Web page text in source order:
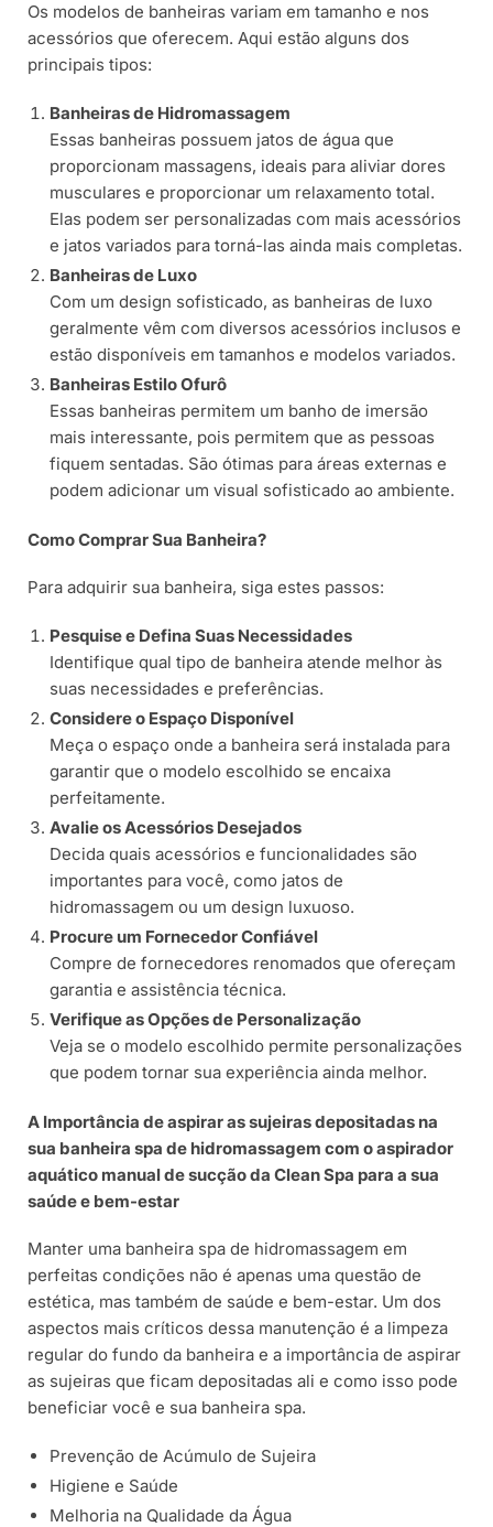
Os modelos de banheiras variam em tamanho e nos
acessórios que oferecem. Aqui estão alguns dos
principais tipos:
Banheiras de Hidromassagem
Essas banheiras possuem jatos de água que
proporcionam massagens, ideais para aliviar dores
musculares e proporcionar um relaxamento total.
Elas podem ser personalizadas com mais acessórios
e jatos variados para torná-las ainda mais completas.
Banheiras de Luxo
Com um design sofisticado, as banheiras de luxo
geralmente vêm com diversos acessórios inclusos e
estão disponíveis em tamanhos e modelos variados.
Banheiras Estilo Ofurô
Essas banheiras permitem um banho de imersão
mais interessante, pois permitem que as pessoas
fiquem sentadas. São ótimas para áreas externas e
podem adicionar um visual sofisticado ao ambiente.
Como Comprar Sua Banheira?
Para adquirir sua banheira, siga estes passos:
Pesquise e Defina Suas Necessidades
Identifique qual tipo de banheira atende melhor às
suas necessidades e preferências.
Considere o Espaço Disponível
Meça o espaço onde a banheira será instalada para
garantir que o modelo escolhido se encaixa
perfeitamente.
Avalie os Acessórios Desejados
Decida quais acessórios e funcionalidades são
importantes para você, como jatos de
hidromassagem ou um design luxuoso.
Procure um Fornecedor Confiável
Compre de fornecedores renomados que ofereçam
garantia e assistência técnica.
Verifique as Opções de Personalização
Veja se o modelo escolhido permite personalizações
que podem tornar sua experiência ainda melhor.
A Importância de aspirar as sujeiras depositadas na
sua banheira spa de hidromassagem com o aspirador
aquático manual de sucção da Clean Spa para a sua
saúde e bem-estar
Manter uma banheira spa de hidromassagem em
perfeitas condições não é apenas uma questão de
estética, mas também de saúde e bem-estar. Um dos
aspectos mais críticos dessa manutenção é a limpeza
regular do fundo da banheira e a importância de aspirar
as sujeiras que ficam depositadas ali e como isso pode
beneficiar você e sua banheira spa.
Prevenção de Acúmulo de Sujeira
Higiene e Saúde
Melhoria na Qualidade da Água